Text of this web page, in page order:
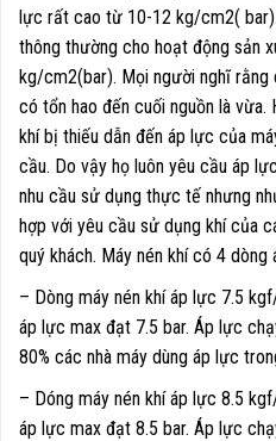
lực rất cao từ 10-12 kg/cm2(
thông thường cho hoạt động sản
kg/cm2(bar). Mọi người nghĩ rằng
có tổn hao đến cuối nguồn là vừa.
khí bị thiếu dẫn đến áp lực của
cầu. Do vậy họ luôn yêu cầu áp
nhu cầu sử dụng thực tế nhưng
hợp với yêu cầu sử dụng khí của
quý khách. Máy nén khí có 4 dòng
– Dòng máy nén khí áp lực 7.5
áp lực max đạt 7.5 bar. Áp lực
80% các nhà máy dùng áp lực
– Dóng máy nén khí áp lực 8.5
áp lực max đạt 8.5 bar. Áp lực